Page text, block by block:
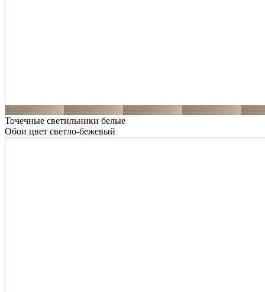
Точечные светильники белые
Обои цвет светло-бежевый